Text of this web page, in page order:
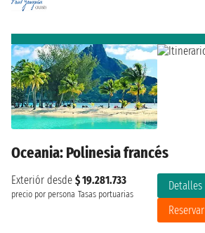
Oceania: Polinesia francés
Exteriór desde $ 19.281.733
precio por persona Tasas portuarias
Detalles
Reservar